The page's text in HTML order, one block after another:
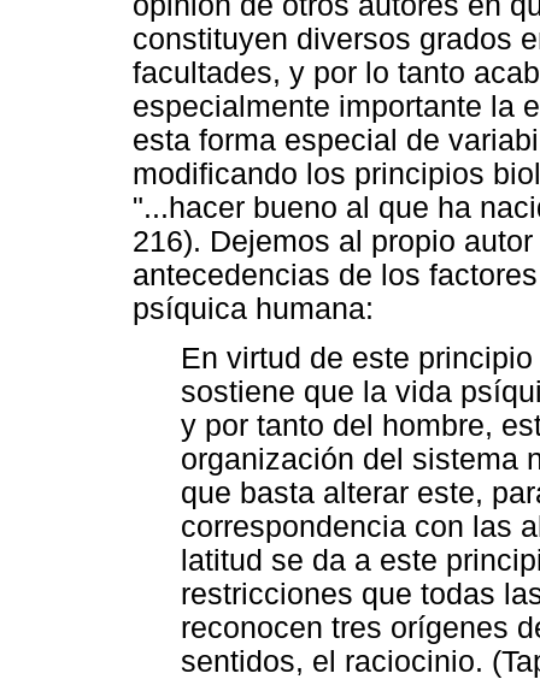
constituyen diversos grados
facultades, y por lo tanto
especialmente importante la
esta forma especial de
modificando los principios
"...hacer bueno al que ha
216). Dejemos al propio
antecedencias de los
psíquica humana:
En virtud de este
sostiene que la vida
y por tanto del hombre,
organización del sistema
que basta alterar este,
correspondencia con las
latitud se da a este
restricciones que todas
reconocen tres orígenes
sentidos, el raciocinio.